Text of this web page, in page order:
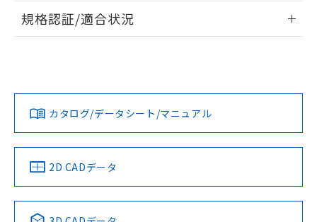
ログイン/会員登録
ダウンロードデータをご利用いただく前に、以下を必ずお読
みください。
ソフトウェアの使用条件
EU RoHS 注意事項・凡例
対応済み
中国 RoHS 注意事項・凡例
規格認証/適合状況
カタログ/データシート/マニュアル
2D CADデータ
荷製品に未対応品が混在することから備考
欄に対応日を記載しておりました。
す。